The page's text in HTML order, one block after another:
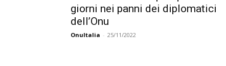
giorni nei panni dei diplomatici
dell’Onu
OnuItalia - 25/11/2022